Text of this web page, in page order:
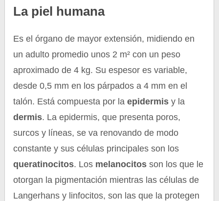
La piel humana
Es el órgano de mayor extensión, midiendo en
un adulto promedio unos 2 m² con un peso
aproximado de 4 kg. Su espesor es variable,
desde 0,5 mm en los párpados a 4 mm en el
talón. Está compuesta por laepidermis y la
dermis. La epidermis, que presenta poros,
surcos y líneas, se va renovando de modo
constante y sus células principales son los
queratinocitos. Los melanocitos son los que le
otorgan la pigmentación mientras las células de
Langerhans y linfocitos, son las que la protegen